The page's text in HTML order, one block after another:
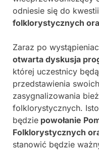
odniesie się do kwestii
folklorystycznych
Zaraz po
otwarta dyskusja
której uczestnicy
przedstawienia swoich
zasygnalizowania
folklorystycznych.
będzie powołanie
Folklorystycznych
stanowić będzie